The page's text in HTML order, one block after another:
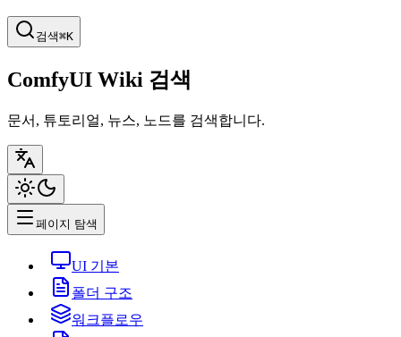
검색⌘K
ComfyUI Wiki 검색
문서, 튜토리얼, 뉴스, 노드를 검색합니다.
페이지 탐색
UI 기본
폴더 구조
워크플로우